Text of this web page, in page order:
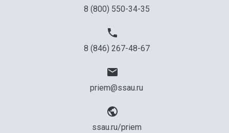
8 (800) 550-34-35
8 (846) 267-48-67
priem@ssau.ru
ssau.ru/priem